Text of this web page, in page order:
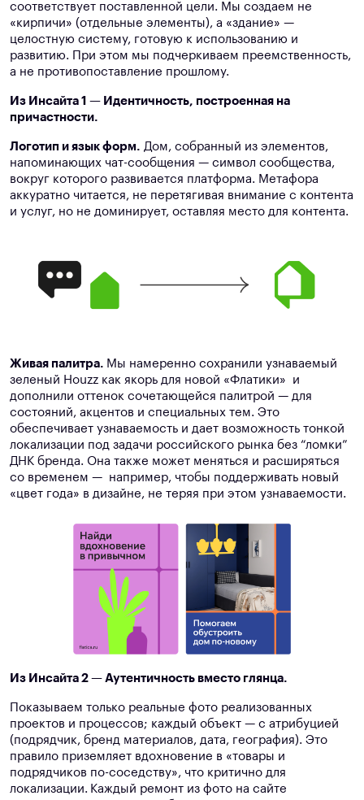
соответствует поставленной цели. Мы создаем не
«кирпичи» (отдельные элементы), а «здание» —
целостную систему, готовую к использованию и
развитию. При этом мы подчеркиваем преемственность,
а не противопоставление прошлому.
Из Инсайта 1 — Идентичность, построенная на
причастности.
Логотип и язык форм. Дом, собранный из элементов,
напоминающих чат-сообщения — символ сообщества,
вокруг которого развивается платформа. Метафора
аккуратно читается, не перетягивая внимание с контента
и услуг, но не доминирует, оставляя место для контента.
Живая палитра. Мы намеренно сохранили узнаваемый
зеленый Houzz как якорь для новой «Флатики» и
дополнили оттенок сочетающейся палитрой — для
состояний, акцентов и специальных тем. Это
обеспечивает узнаваемость и дает возможность тонкой
локализации под задачи российского рынка без “ломки”
ДНК бренда. Она также может меняться и расширяться
со временем — например, чтобы поддерживать новый
«цвет года» в дизайне, не теряя при этом узнаваемости.
Из Инсайта 2 — Аутентичность вместо глянца.
Показываем только реальные фото реализованных
проектов и процессов; каждый объект — с атрибуцией
(подрядчик, бренд материалов, дата, география). Это
правило приземляет вдохновение в «товары и
подрядчиков по-соседству», что критично для
локализации. Каждый ремонт из фото на сайте